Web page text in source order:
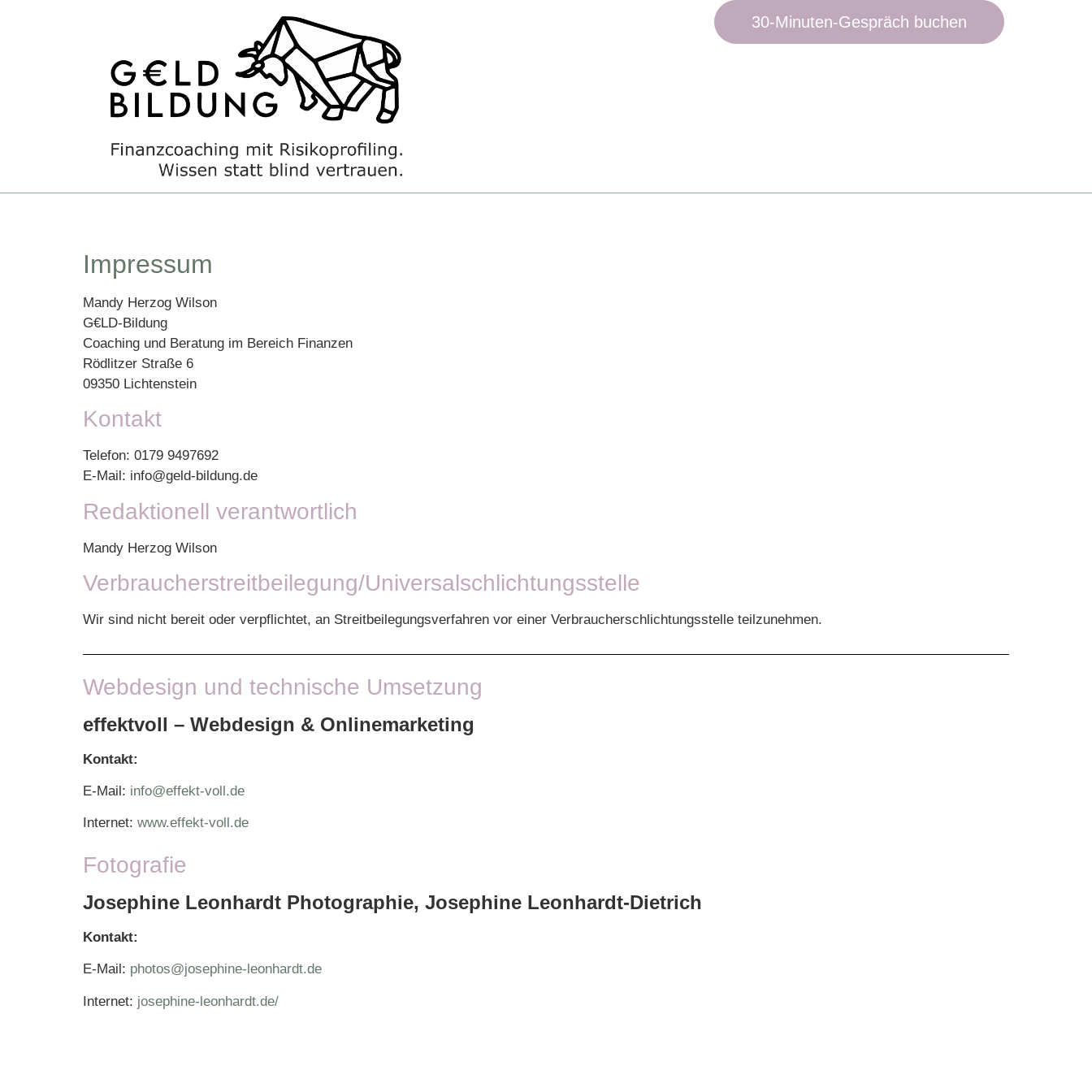
30-Minuten-Gespräch buchen
Impressum
Mandy Herzog Wilson
G€LD-Bildung
Coaching und Beratung im Bereich Finanzen
Rödlitzer Straße 6
09350 Lichtenstein
Kontakt
Telefon: 0179 9497692
E-Mail: info@geld-bildung.de
Redaktionell verantwortlich
Mandy Herzog Wilson
Verbraucher­streit­beilegung/Universal­schlichtungs­stelle
Wir sind nicht bereit oder verpflichtet, an Streitbeilegungsverfahren vor einer Verbraucherschlichtungsstelle teilzunehmen.
Webdesign und technische Umsetzung
effektvoll – Webdesign & Onlinemarketing
Kontakt:
E-Mail: info@effekt-voll.de
Internet: www.effekt-voll.de
Fotografie
Josephine Leonhardt Photographie, Josephine Leonhardt-Dietrich
Kontakt:
E-Mail: photos@josephine-leonhardt.de
Internet: josephine-leonhardt.de/